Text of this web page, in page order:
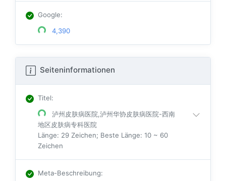
Google:
4,390
Seiteninformationen
Titel:
泸州皮肤病医院,泸州华协皮肤病医院-西南
地区皮肤病专科医院
Länge: 29 Zeichen; Beste Länge: 10 ~ 60
Zeichen
Meta-Beschreibung: